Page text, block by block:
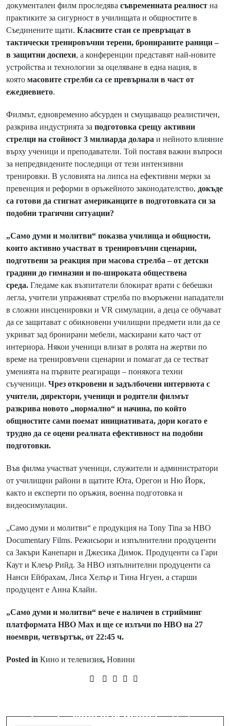
документален филм проследява съвременната реалност на
практиките за сигурност в училищата и общностите в
Съединените щати. Класните стаи се превръщат в
тактически тренировъчни терени, бронираните раници –
в защитни доспехи, а конференции представят най-новите
устройства и технологии за оцеляване в една нация, в
която масовите стрелби са се превърнали в част от
ежедневието.
Филмът, едновременно абсурден и смущаващо реалистичен,
разкрива индустрията за подготовка срещу активни
стрелци на стойност 3 милиарда долара и нейното влияние
върху ученици и преподаватели. Той поставя важни въпроси
за непредвидените последици от тези интензивни
тренировки. В условията на липса на ефективни мерки за
превенция и реформи в оръжейното законодателство, докъде
са готови да стигнат американците в подготовката си за
подобни трагични ситуации?
„Само думи и молитви“ показва училища и общности,
които активно участват в тренировъчни сценарии,
подготвени за реакция при масова стрелба – от детски
градини до гимназии и по-широката обществена
среда. Гледаме как възпитатели блокират врати с бебешки
легла, учители упражняват стрелба по въоръжени нападатели
в сложни инсценировки и VR симулации, а деца се обучават
да се защитават с обикновени училищни предмети или да се
укриват зад бронирани мебели, маскирани като част от
интериора. Някои ученици влизат в ролята на жертви по
време на тренировъчни сценарии и помагат да се тестват
уменията на първите реагиращи – понякога техни
съученици. Чрез откровени и задълбочени интервюта с
учители, директори, ученици и родители филмът
разкрива новото „нормално“ и начина, по който
общностите сами поемат инициативата, дори когато е
трудно да се оцени реалната ефективност на подобни
подготовки.
Във филма участват ученици, служители и администратори
от училищни райони в щатите Юта, Орегон и Ню Йорк,
както и експерти по оръжия, военна подготовка и
видеосимулации.
„Само думи и молитви“ е продукция на Tony Tina за HBO
Documentary Films. Режисьори и изпълнителни продуценти
са Закъри Канепари и Джесика Димок. Продуценти са Гари
Каут и Клеър Рийд. За HBO изпълнителни продуценти са
Нанси Ейбрахам, Лиса Хелър и Тина Нгуен, а старши
продуцент е Анна Клайн.
„Само думи и молитви“ вече е наличен в стрийминг
платформата HBO Max и ще се излъчи по HBO на 27
ноември, четвъртък, от 22:45 ч.
Posted in Кино и телевизия, Новини
Нов дом за мечти и надежда:
юни 2026 година